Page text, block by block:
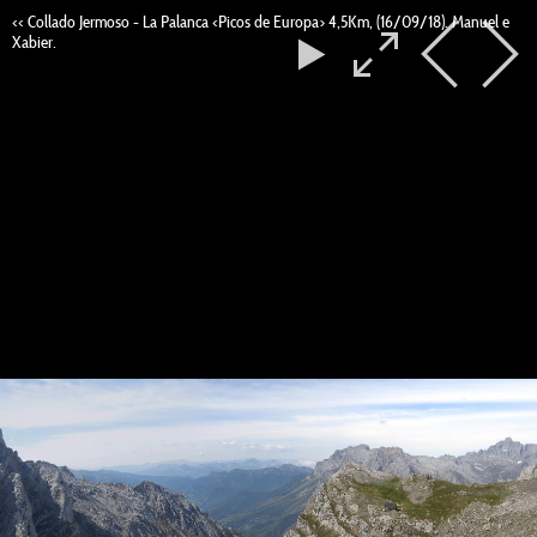
<< Collado Jermoso - La Palanca <Picos de Europa> 4,5Km, (16/09/18). Manuel e
Xabier.